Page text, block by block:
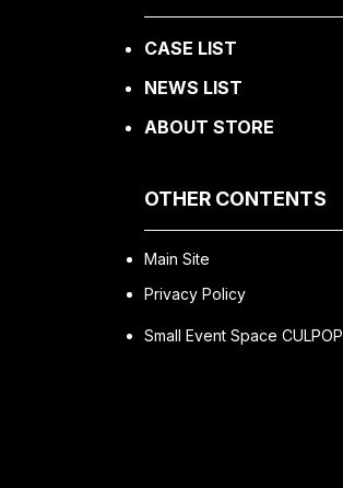
CASE LIST
NEWS LIST
ABOUT STORE
OTHER CONTENTS
Main Site
Privacy Policy
Small Event Space CULPOP